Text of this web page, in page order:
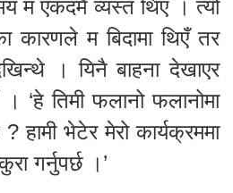
म एकदमै व्यस्त थिए । त्यो
कारणले म बिदामा थिएँ तर
। यिनै बाहना देखाएर
‘हे तिमी फलानो फलानोमा
हामी भेटेर मेरो कार्यक्रममा
गर्नुपर्छ ।’